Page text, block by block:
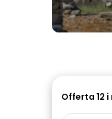
Offerta 12 i